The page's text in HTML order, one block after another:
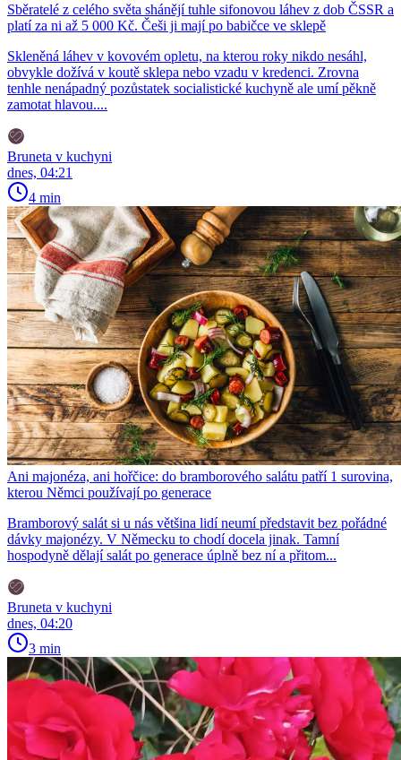
Sběratelé z celého světa shánějí tuhle sifonovou láhev z dob ČSSR a
platí za ni až 5 000 Kč. Češi ji mají po babičce ve sklepě
Skleněná láhev v kovovém opletu, na kterou roky nikdo nesáhl,
obvykle dožívá v koutě sklepa nebo vzadu v kredenci. Zrovna
tenhle nenápadný pozůstatek socialistické kuchyně ale umí pěkně
zamotat hlavou....
Bruneta v kuchyni
dnes, 04:21
4 min
Ani majonéza, ani hořčice: do bramborového salátu patří 1 surovina,
kterou Němci používají po generace
Bramborový salát si u nás většina lidí neumí představit bez pořádné
dávky majonézy. V Německu to chodí docela jinak. Tamní
hospodyně dělají salát po generace úplně bez ní a přitom...
Bruneta v kuchyni
dnes, 04:20
3 min